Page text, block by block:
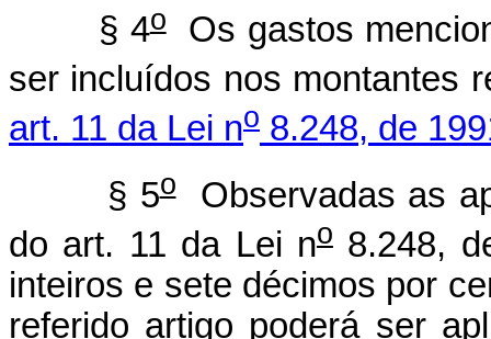
§ 4oOs gastos
ser incluídos nos montantes
art. 11 da Lei no 8.248, de
§ 5oObservadas as
do art. 11 da Lei no8.248,
inteiros e sete décimos por
referido artigo poderá ser